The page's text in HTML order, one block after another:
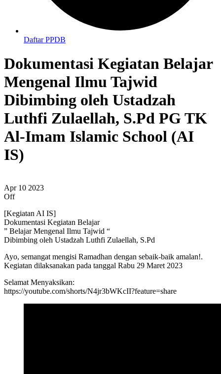
Daftar PPDB
Dokumentasi Kegiatan Belajar
Mengenal Ilmu Tajwid
Dibimbing oleh Ustadzah
Luthfi Zulaellah, S.Pd PG TK
Al-Imam Islamic School (AI
IS)
Apr 10 2023
Off
[Kegiatan AI IS]
Dokumentasi Kegiatan Belajar
” Belajar Mengenal Ilmu Tajwid “
Dibimbing oleh Ustadzah Luthfi Zulaellah, S.Pd
Ayo, semangat mengisi Ramadhan dengan sebaik-baik amalan!.
Kegiatan dilaksanakan pada tanggal Rabu 29 Maret 2023
Selamat Menyaksikan:
https://youtube.com/shorts/N4jr3bWKcII?feature=share